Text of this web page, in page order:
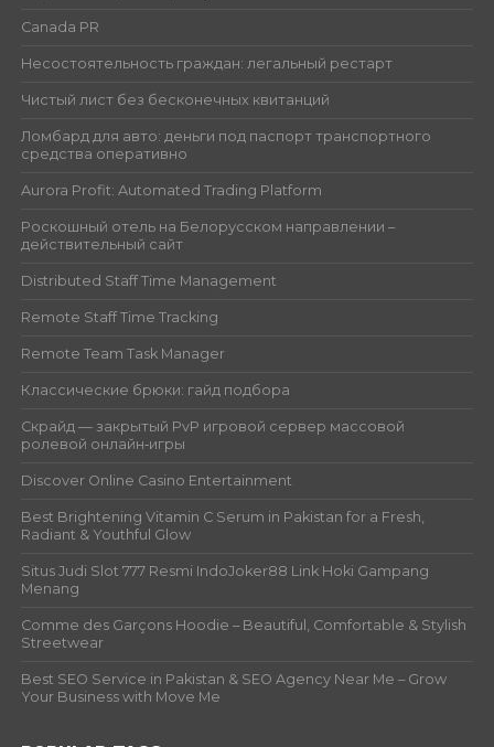
Canada PR
Несостоятельность граждан: легальный рестарт
Чистый лист без бесконечных квитанций
Ломбард для авто: деньги под паспорт транспортного
средства оперативно
Aurora Profit: Automated Trading Platform
Роскошный отель на Белорусском направлении –
действительный сайт
Distributed Staff Time Management
Remote Staff Time Tracking
Remote Team Task Manager
Классические брюки: гайд подбора
Скрайд — закрытый PvP игровой сервер массовой
ролевой онлайн‑игры
Discover Online Casino Entertainment
Best Brightening Vitamin C Serum in Pakistan for a Fresh,
Radiant & Youthful Glow
Situs Judi Slot 777 Resmi IndoJoker88 Link Hoki Gampang
Menang
Comme des Garçons Hoodie – Beautiful, Comfortable & Stylish
Streetwear
Best SEO Service in Pakistan & SEO Agency Near Me – Grow
Your Business with Move Me